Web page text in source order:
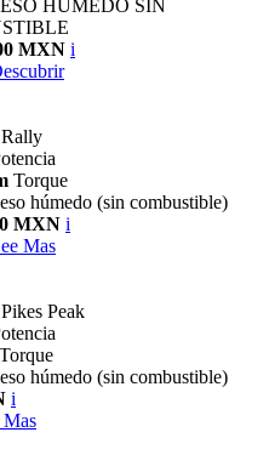
HÚMEDO SIN
MXN i
Torque
húmedo (sin combustible)
MXN i
Mas
Peak
Torque
húmedo (sin combustible)
i